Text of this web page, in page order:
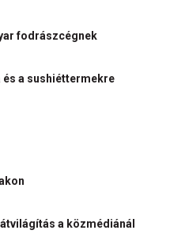
fodrászcégnek
és a sushiéttermekre
a közmédiánál